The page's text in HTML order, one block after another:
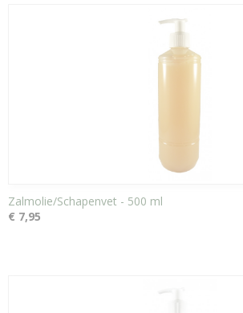
Zalmolie/Schapenvet - 500 ml
€ 7,95